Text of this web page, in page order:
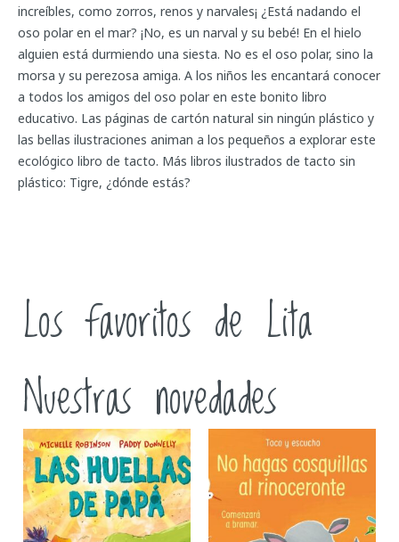
increíbles, como zorros, renos y narvales¡ ¿Está nadando el
oso polar en el mar? ¡No, es un narval y su bebé! En el hielo
alguien está durmiendo una siesta. No es el oso polar, sino la
morsa y su perezosa amiga. A los niños les encantará conocer
a todos los amigos del oso polar en este bonito libro
educativo. Las páginas de cartón natural sin ningún plástico y
las bellas ilustraciones animan a los pequeños a explorar este
ecológico libro de tacto. Más libros ilustrados de tacto sin
plástico: Tigre, ¿dónde estás?
Los favoritos de Lita
Nuestras novedades